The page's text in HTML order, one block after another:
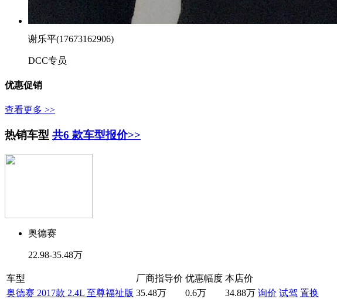
谢乐平(17673162906)
DCC专员
优惠促销
查看更多 >>
热销车型 共6 款车型报价>>
奥德赛
22.98-35.48万
车型 厂商指导价 优惠幅度 本店价
奥德赛 2017款 2.4L 至尊福祉版 35.48万 0.6万 34.88万 询价 试驾 置换